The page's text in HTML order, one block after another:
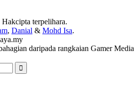
terpelihara.
, Danial & Mohd Isa.
daripada rangkaian Gamer Media